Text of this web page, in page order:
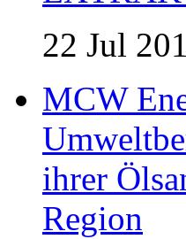
22 Jul
MCW
ihrer
Region